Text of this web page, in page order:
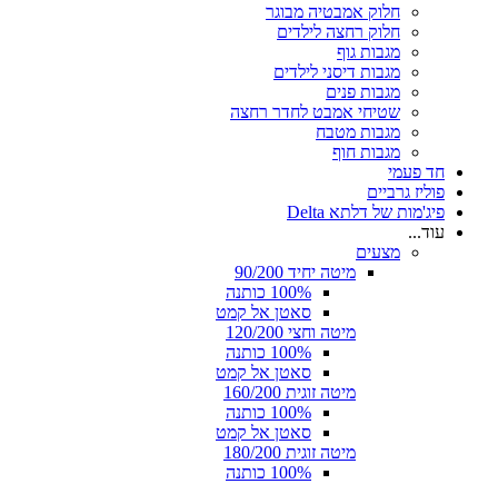
חלוק אמבטיה מבוגר
חלוק רחצה לילדים
מגבות גוף
מגבות דיסני לילדים
מגבות פנים
שטיחי אמבט לחדר רחצה
מגבות מטבח
מגבות חוף
חד פעמי
פוליז גרביים
פיג'מות של דלתא Delta
עוד...
מצעים
מיטה יחיד 90/200
100% כותנה
סאטן אל קמט
מיטה וחצי 120/200
100% כותנה
סאטן אל קמט
מיטה זוגית 160/200
100% כותנה
סאטן אל קמט
מיטה זוגית 180/200
100% כותנה